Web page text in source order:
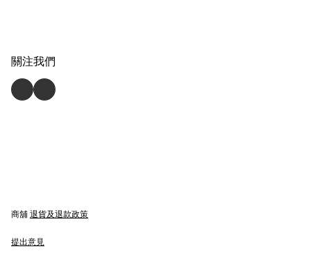
關注我們
商舖 退貨及退款政策
提出意見